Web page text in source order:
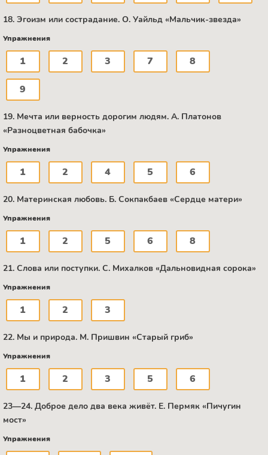
18. Эгоизм или сострадание. О. Уайльд «Мальчик-звезда»
Упражнения
1 2 3 7 8
9
19. Мечта или верность дорогим людям. А. Платонов
«Разноцветная бабочка»
Упражнения
1 2 4 5 6
20. Материнская любовь. Б. Сокпакбаев «Сердце матери»
Упражнения
1 2 5 6 8
21. Слова или поступки. C. Михалков «Дальновидная сорока»
Упражнения
1 2 3
22. Мы и природа. М. Пришвин «Старый гриб»
Упражнения
1 2 3 5 6
23—24. Доброе дело два века живёт. Е. Пермяк «Пичугин
мост»
Упражнения